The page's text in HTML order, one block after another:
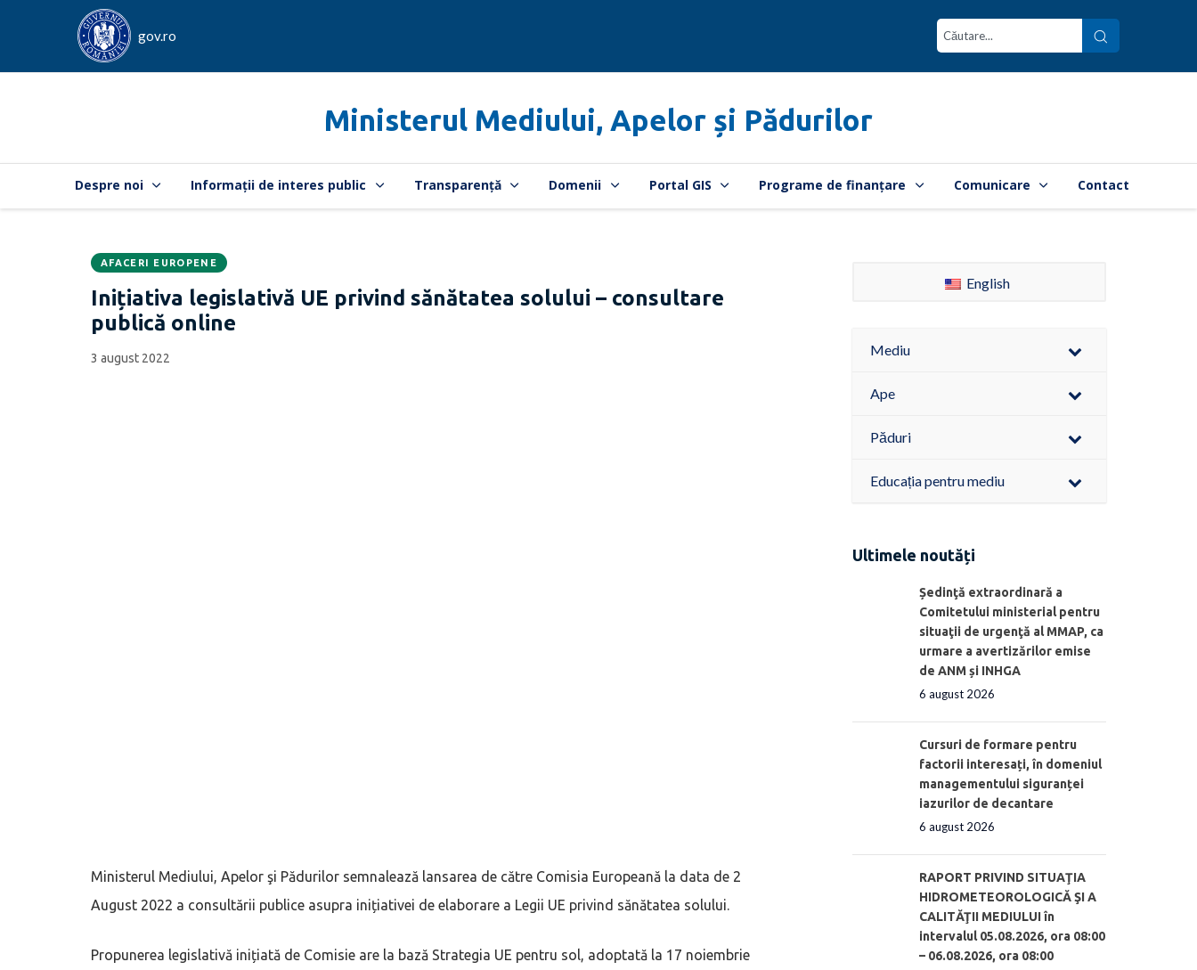
gov.ro
Ministerul Mediului, Apelor și Pădurilor
Despre noi Informații de interes public Transparență Domenii Portal GIS Programe de finanțare Comunicare Contact
CATEGORIA:
AFACERI EUROPENE
Inițiativa legislativă UE privind sănătatea solului – consultare
publică online
Data
publicării:
3 august 2022
Ministerul Mediului, Apelor şi Pădurilor semnalează lansarea de către Comisia Europeană la data de 2
August 2022 a consultării publice asupra inițiativei de elaborare a Legii UE privind sănătatea solului.
Propunerea legislativă inițiată de Comisie are la bază Strategia UE pentru sol, adoptată la 17 noiembrie
English
Mediu
Ape
Păduri
Educația pentru mediu
Ultimele noutăți
Ședinţă extraordinară a
Comitetului ministerial pentru
situaţii de urgenţă al MMAP, ca
urmare a avertizărilor emise
de ANM și INHGA
6 august 2026
Cursuri de formare pentru
factorii interesați, în domeniul
managementului siguranței
iazurilor de decantare
6 august 2026
RAPORT PRIVIND SITUAŢIA
HIDROMETEOROLOGICĂ ŞI A
CALITĂŢII MEDIULUI în
intervalul 05.08.2026, ora 08:00
– 06.08.2026, ora 08:00